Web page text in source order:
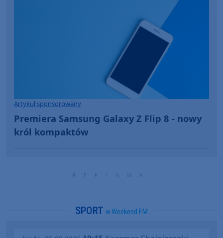
Artykuł sponsorowany
Premiera Samsung Galaxy Z Flip 8 - nowy
król kompaktów
SPORT w Weekend FM